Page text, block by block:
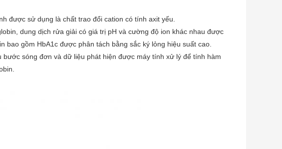
được sử dụng là chất trao đổi cation có tính axit yếu.
dung dịch rửa giải có giá trị pH và cường độ ion khác nhau được
bao gồm HbA1c được phân tách bằng sắc ký lỏng hiệu suất cao.
sóng đơn và dữ liệu phát hiện được máy tính xử lý để tính hàm